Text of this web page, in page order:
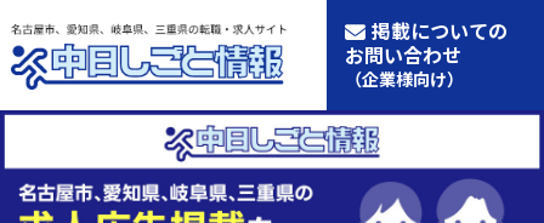
掲載についての
お問い合わせ
（企業様向け）